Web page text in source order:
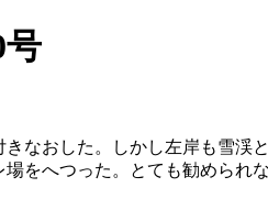
なおした。しかし左岸も雪渓
をへつった。とても勧められな